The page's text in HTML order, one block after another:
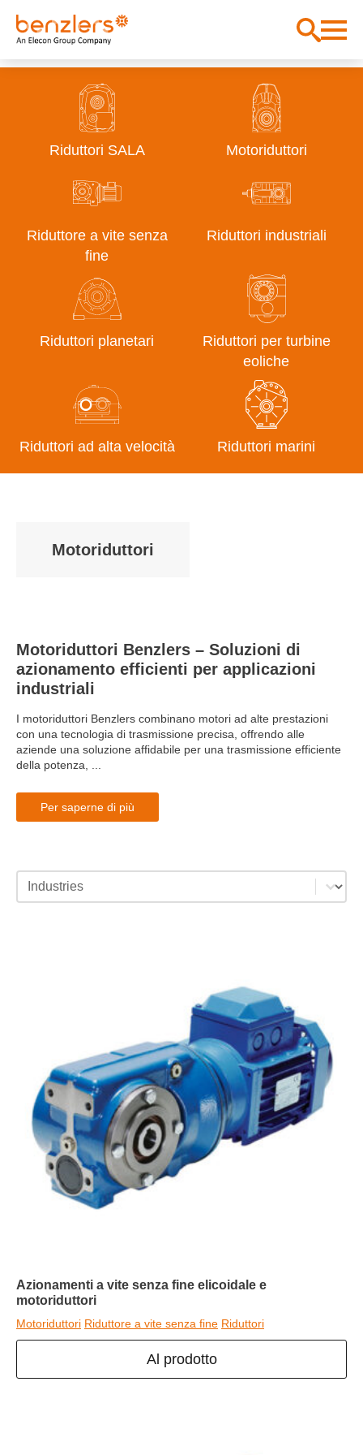
Riduttori SALA Motoriduttori
Riduttore a vite senza
fine
Riduttori industriali
Riduttori planetari
Riduttori per turbine
eoliche
Riduttori ad alta velocità Riduttori marini
Motoriduttori
Motoriduttori Benzlers – Soluzioni di
azionamento efficienti per applicazioni
industriali
I motoriduttori Benzlers combinano motori ad alte prestazioni
con una tecnologia di trasmissione precisa, offrendo alle
aziende una soluzione affidabile per una trasmissione efficiente
della potenza, ...
Per saperne di più
industries category facet - mobile
Azionamenti a vite senza fine elicoidale e
motoriduttori
Motoriduttori Riduttore a vite senza fine Riduttori
Al prodotto